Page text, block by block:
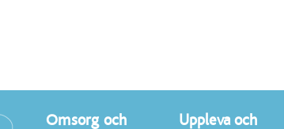
Omsorg och
Uppleva och